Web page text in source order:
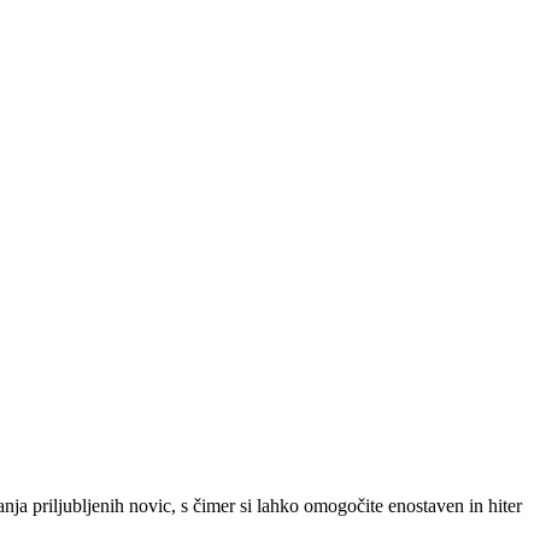
priljubljenih novic, s čimer si lahko omogočite enostaven in hiter